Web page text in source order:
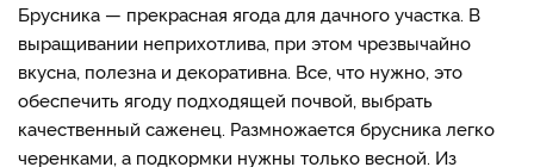
Брусника — прекрасная ягода для дачного участка. В
выращивании неприхотлива, при этом чрезвычайно
вкусна, полезна и декоративна. Все, что нужно, это
обеспечить ягоду подходящей почвой, выбрать
качественный саженец. Размножается брусника легко
черенками, а подкормки нужны только весной. Из